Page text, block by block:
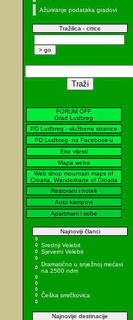
Ažuriranje podataka gradovi
Tražilica - crtice
FORUM OFF
Grad Ludbreg
PD Ludbreg - službene stranice
PD Ludbreg- na Facebook-u
Eko vijesti
Mapa weba
Web shop mountain maps of
Croatia, Wanderkarte of Croatia
Restorani i hoteli
Auto kampovi
Apartmani i sobe
Najnoviji članci
Srednji Velebit
Sjeverni Velebit
Dramatično u snježnoj mećavi
na 2500 ndm
Češka smrčkovica
Najnovije destinacije